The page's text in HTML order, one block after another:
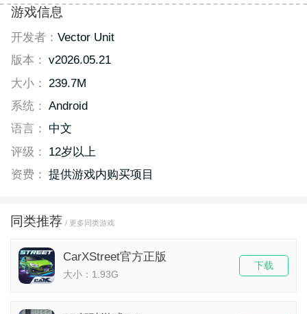
游戏信息
开发者： Vector Unit
版本： v2026.05.21
大小：
239.7M
系统： Android
语言：
中文
评级：
12岁以上
资费： 提供游戏内购买项目
同类推荐 / 更多同类游戏
CarXStreet官方正版
大小：1.93G
下载